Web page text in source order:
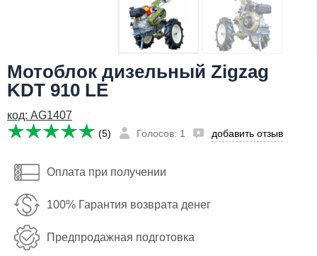
Мотоблок дизельный Zigzag
KDT 910 LE
код: AG1407
(5) Голосов: 1 добавить отзыв
Оплата при получении
100% Гарантия возврата денег
Предпродажная подготовка
Сообщить о поступлении
Email:
Телефон*:
Я даю согласие на обработку персональных данных